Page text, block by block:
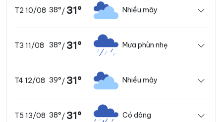
T2 10/08 38°/31° Nhiều mây
T3 11/08 38°/31° Mưa phùn nhẹ
T4 12/08 39°/31° Nhiều mây
T5 13/08 38°/31° Có dông